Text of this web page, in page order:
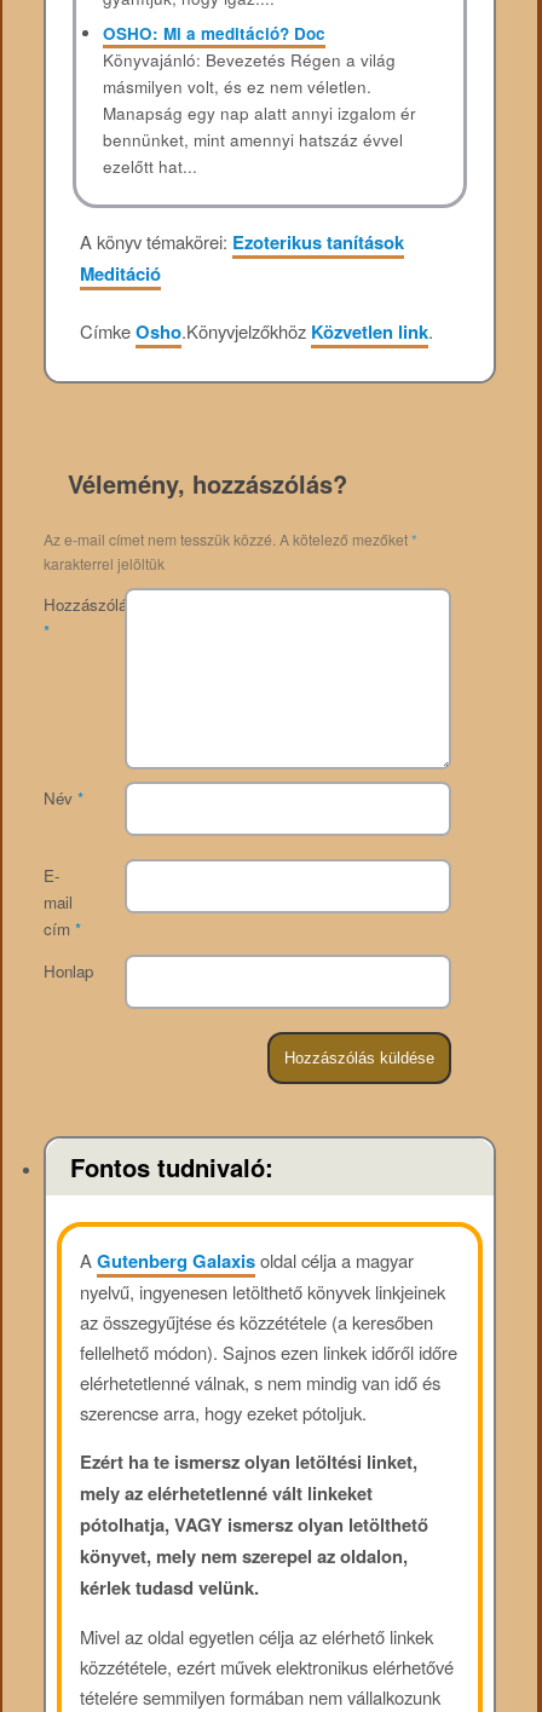
OSHO: Mi a meditáció? Doc
Könyvajánló: Bevezetés Régen a világ
másmilyen volt, és ez nem véletlen.
Manapság egy nap alatt annyi izgalom ér
bennünket, mint amennyi hatszáz évvel
ezelőtt hat...
A könyv témakörei: Ezoterikus tanítások
Meditáció
CímkeOsho.Könyvjelzőkhöz Közvetlen link.
Vélemény, hozzászólás?
Az e-mail címet nem tesszük közzé.A kötelező mezőket*
karakterrel jelöltük
Hozzászólás
*
Név *
E-
mail
cím *
Honlap
Fontos tudnivaló:
AGutenberg Galaxisoldal célja a magyar
nyelvű, ingyenesen letölthető könyvek linkjeinek
az összegyűjtése és közzététele (a keresőben
fellelhető módon). Sajnos ezen linkek időről időre
elérhetetlenné válnak, s nem mindig van idő és
szerencse arra, hogy ezeket pótoljuk.
Ezért ha te ismersz olyan letöltési linket,
mely az elérhetetlenné vált linkeket
pótolhatja, VAGY ismersz olyan letölthető
könyvet, mely nem szerepel az oldalon,
kérlek tudasd velünk.
Mivel az oldal egyetlen célja az elérhető linkek
közzététele, ezért művek elektronikus elérhetővé
tételére semmilyen formában nem vállalkozunk